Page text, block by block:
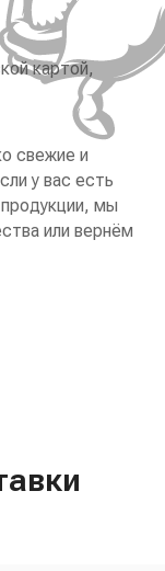
картой,
свежие и
у вас есть
мы
или вернём